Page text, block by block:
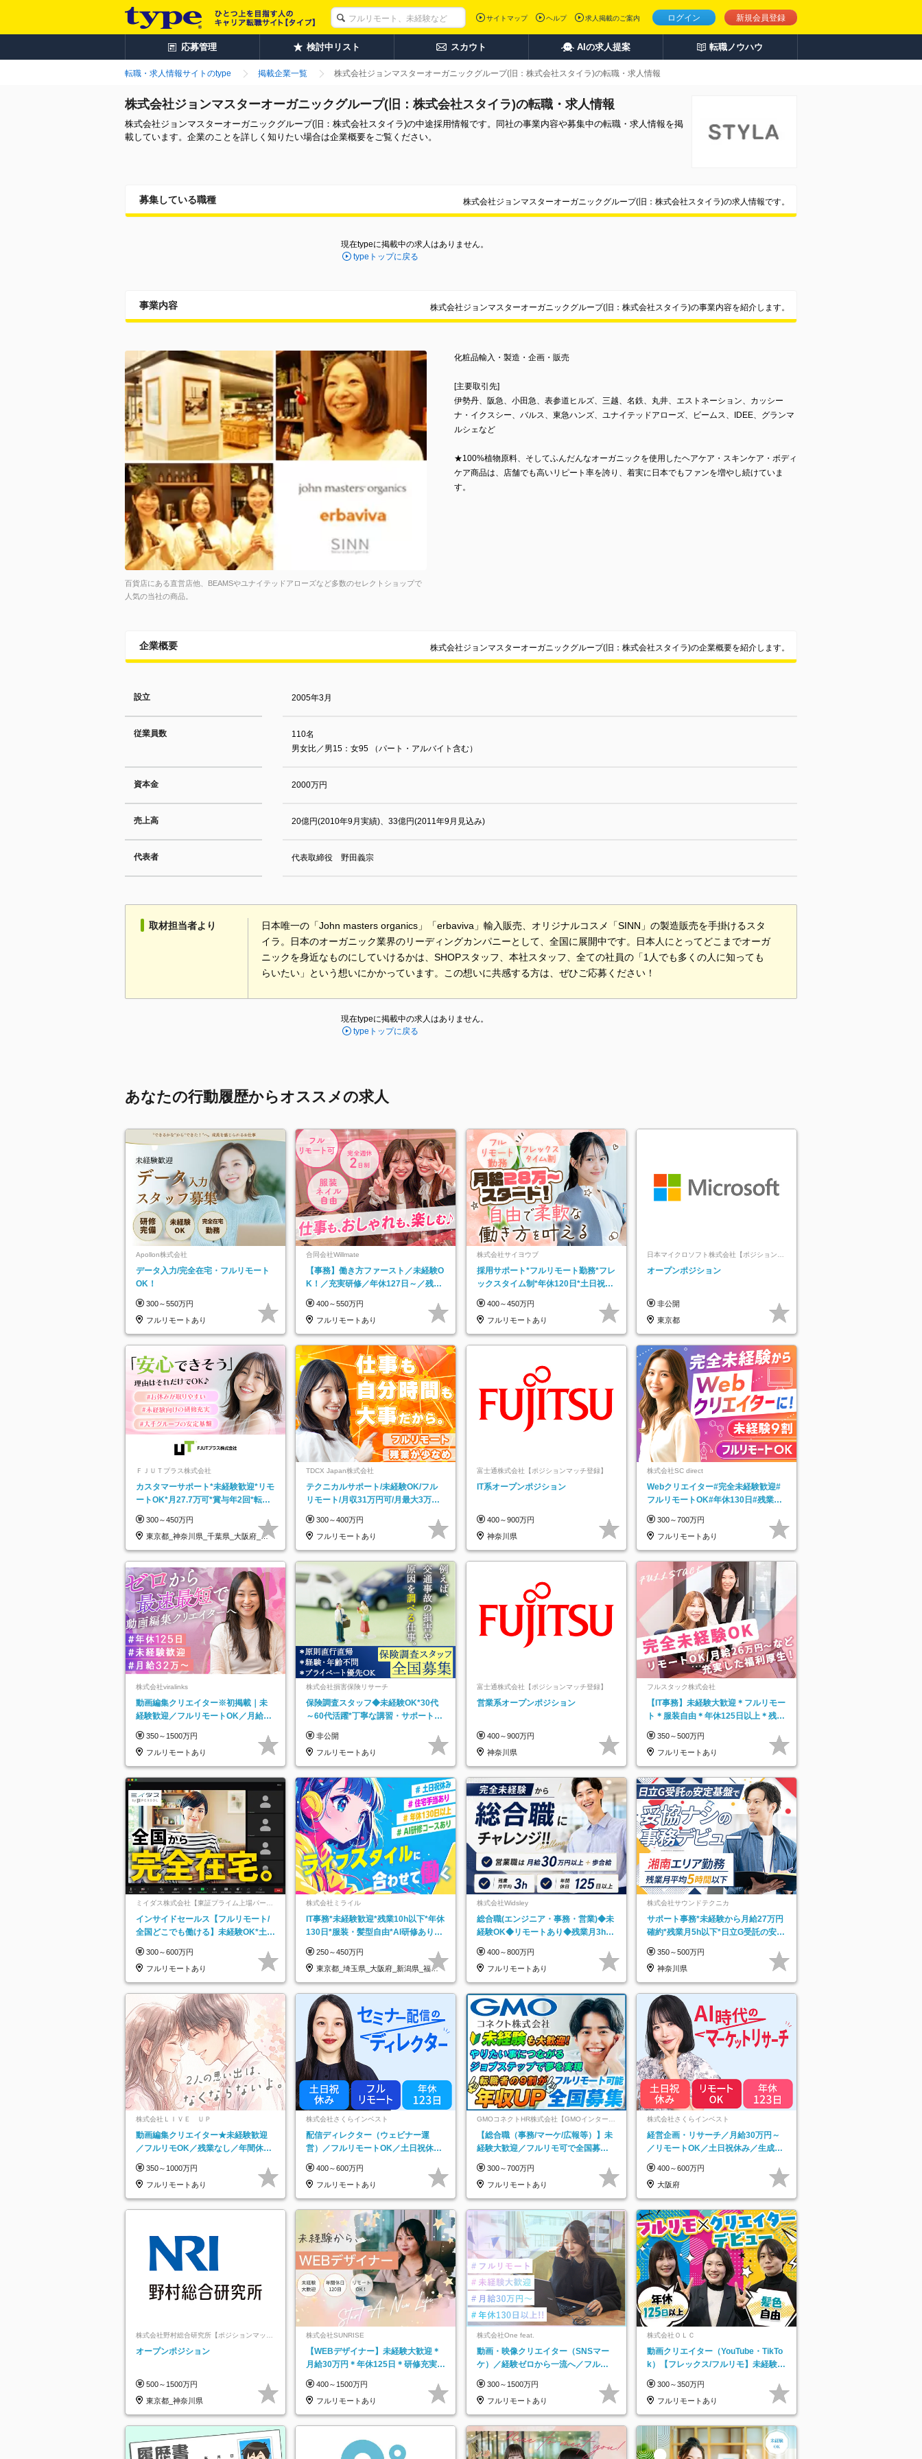
ログイン 新規会員登録
サイトマップ ヘルプ 求人掲載のご案内
応募管理 検討中リスト スカウト AIの求人提案 転職ノウハウ
転職・求人情報サイトのtype 掲載企業一覧 株式会社ジョンマスターオーガニックグループ(旧：株式会社スタイラ)の転職・求人情報
株式会社ジョンマスターオーガニックグループ(旧：株式会社スタイラ)の転職・求人情報
株式会社ジョンマスターオーガニックグループ(旧：株式会社スタイラ)の中途採用情報です。同社の事業内容や募集中の転職・求人情報を掲
載しています。企業のことを詳しく知りたい場合は企業概要をご覧ください。
募集している職種 株式会社ジョンマスターオーガニックグループ(旧：株式会社スタイラ)の求人情報です。
現在typeに掲載中の求人はありません。
typeトップに戻る
事業内容 株式会社ジョンマスターオーガニックグループ(旧：株式会社スタイラ)の事業内容を紹介します。
百貨店にある直営店他、BEAMSやユナイテッドアローズなど多数のセレクトショップで
人気の当社の商品。
化粧品輸入・製造・企画・販売
[主要取引先]
伊勢丹、阪急、小田急、表参道ヒルズ、三越、名鉄、丸井、エストネーション、カッシー
ナ・イクスシー、バルス、東急ハンズ、ユナイテッドアローズ、ビームス、IDEE、グランマ
ルシェなど
★100%植物原料、そしてふんだんなオーガニックを使用したヘアケア・スキンケア・ボディ
ケア商品は、店舗でも高いリピート率を誇り、着実に日本でもファンを増やし続けていま
す。
企業概要 株式会社ジョンマスターオーガニックグループ(旧：株式会社スタイラ)の企業概要を紹介します。
設立 2005年3月
従業員数
110名
男女比／男15：女95 （パート・アルバイト含む）
資本金 2000万円
売上高 20億円(2010年9月実績)、33億円(2011年9月見込み)
代表者 代表取締役 野田義宗
取材担当者より
日本唯一の「John masters organics」「erbaviva」輸入販売、オリジナルコスメ「SINN」の製造販売を手掛けるスタ
イラ。日本のオーガニック業界のリーディングカンパニーとして、全国に展開中です。日本人にとってどこまでオーガ
ニックを身近なものにしていけるかは、SHOPスタッフ、本社スタッフ、全ての社員の「1人でも多くの人に知っても
らいたい」という想いにかかっています。この想いに共感する方は、ぜひご応募ください！
現在typeに掲載中の求人はありません。
typeトップに戻る
あなたの行動履歴からオススメの求人
Apollon株式会社
データ入力/完全在宅・フルリモート
OK！
300～550万円
フルリモートあり
合同会社Willmate
【事務】働き方ファースト／未経験O
K！／充実研修／年休127日～／残業
400～550万円
フルリモートあり
株式会社サイヨウブ
採用サポート*フルリモート勤務*フレ
ックスタイム制*年休120日*土日祝休
400～450万円
フルリモートあり
日本マイクロソフト株式会社【ポジションマ
ッチ登録】
オープンポジション
非公開
東京都
ＦＪＵＴプラス株式会社
カスタマーサポート*未経験歓迎*リモ
ートOK*月27.7万可*賞与年2回*転勤
300～450万円
東京都_神奈川県_千葉県_大阪府_愛
知県…
TDCX Japan株式会社
テクニカルサポート/未経験OK/フル
リモート/月収31万円可/月最大3万の
300～400万円
フルリモートあり
富士通株式会社【ポジションマッチ登録】
IT系オープンポジション
400～900万円
神奈川県
株式会社SC direct
Webクリエイター#完全未経験歓迎#
フルリモートOK#年休130日#残業月
300～700万円
フルリモートあり
株式会社viralinks
動画編集クリエイター※初掲載｜未
経験歓迎／フルリモートOK／月給32
350～1500万円
フルリモートあり
株式会社損害保険リサーチ
保険調査スタッフ◆未経験OK*30代
～60代活躍*丁寧な講習・サポートあ
託
非公開
フルリモートあり
富士通株式会社【ポジションマッチ登録】
営業系オープンポジション
400～900万円
神奈川県
フルスタック株式会社
【IT事務】未経験大歓迎＊フルリモー
ト＊服装自由＊年休125日以上＊残業
350～500万円
フルリモートあり
ミイダス株式会社【東証プライム上場パーソ
インサイドセールス【フルリモート/
全国どこでも働ける】未経験OK*土日
300～600万円
フルリモートあり
株式会社ミライル
IT事務*未経験歓迎*残業10h以下*年休
130日*服装・髪型自由*AI研修あり*
250～450万円
東京都_埼玉県_大阪府_新潟県_福岡
県
株式会社Widsley
総合職(エンジニア・事務・営業)◆未
経験OK◆リモートあり◆残業月3h◆
400～800万円
フルリモートあり
株式会社サウンドテクニカ
サポート事務*未経験から月給27万円
確約*残業月5h以下*日立G受託の安定
350～500万円
神奈川県
株式会社ＬＩＶＥ ＵＰ
動画編集クリエイター★未経験歓迎
／フルリモOK／残業なし／年間休日
実で安心
350～1000万円
フルリモートあり
株式会社さくらインベスト
配信ディレクター（ウェビナー運
営）／フルリモートOK／土日祝休み
400～600万円
フルリモートあり
GMOコネクトHR株式会社【GMOインターネ
ットグループ】
【総合職（事務/マーケ/広報等）】未
経験大歓迎／フルリモ可で全国募
★
300～700万円
フルリモートあり
株式会社さくらインベスト
経営企画・リサーチ／月給30万円～
／リモートOK／土日祝休み／生成AI
400～600万円
大阪府
株式会社野村総合研究所【ポジションマッチ
オープンポジション
500～1500万円
東京都_神奈川県
株式会社SUNRISE
【WEBデザイナー】未経験大歓迎＊
月給30万円＊年休125日＊研修充実＊
400～1500万円
フルリモートあり
株式会社One feat.
動画・映像クリエイター（SNSマー
ケ）／経験ゼロから一流へ／フルリ
日以上
300～1500万円
フルリモートあり
株式会社ＯＬＣ
動画クリエイター（YouTube・TikTo
k）【フレックス/フルリモ】未経験O
300～350万円
フルリモートあり